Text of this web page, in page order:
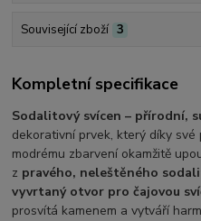
Související zboží 3
Kompletní specifikace
Sodalitový svícen – přírodní,
dekorativní prvek, který díky
modrému zbarvení okamžitě
z pravého, neleštěného
vyvrtaný otvor pro čajovou
prosvítá kamenem a vytváří